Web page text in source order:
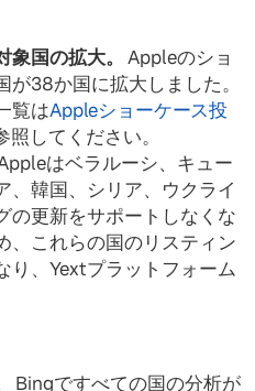
国の拡大。
Appleのショ
が38か国に拡大しました。
覧はAppleショーケース投
照してください。
はベラルーシ、キュー
、韓国、シリア、ウクライ
の更新をサポートしなくな
、これらの国のリスティン
り、Yextプラットフォーム
Bingですべての国の分析が